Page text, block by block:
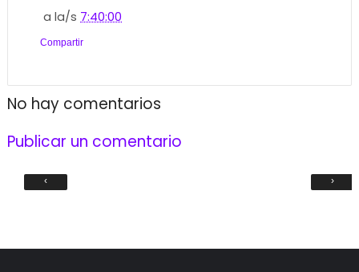
a la/s 7:40:00
Compartir
No hay comentarios
Publicar un comentario
‹ ›